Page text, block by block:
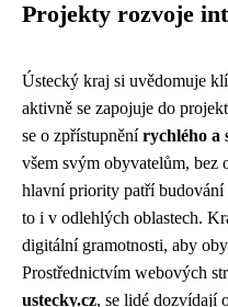
Projekty rozvoje
Ústecký kraj si uvědomuje
aktivně se zapojuje do
se o zpřístupněnírychlého a
všem svým obyvatelům,
hlavní priority patří budování
to i v odlehlých oblastech.
digitální gramotnosti, aby
Prostřednictvím webových
ustecky.cz, se lidé dozvídají